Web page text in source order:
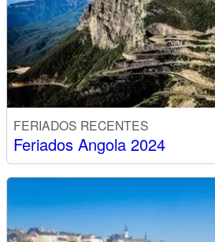
FERIADOS RECENTES
Feriados Angola 2024